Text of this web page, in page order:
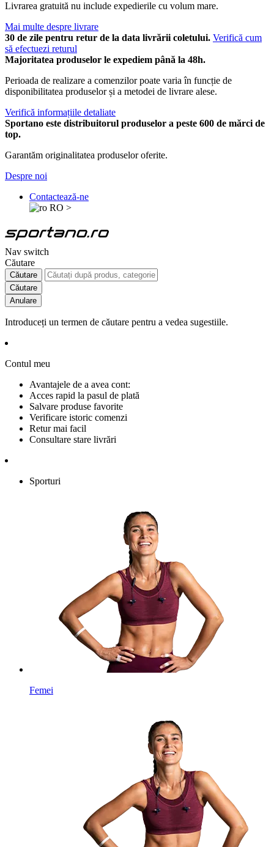
Livrarea gratuită nu include expedierile cu volum mare.
Mai multe despre livrare
30 de zile pentru retur de la data livrării coletului. Verifică cum
să efectuezi returul
Majoritatea produselor le expediem până la 48h.
Perioada de realizare a comenzilor poate varia în funcție de
disponibilitatea produselor și a metodei de livrare alese.
Verifică informațiile detaliate
Sportano este distribuitorul produselor a peste 600 de mărci de
top.
Garantăm originalitatea produselor oferite.
Despre noi
Contactează-ne
RO >
Nav switch
Căutare
Căutare
Căutare
Anulare
Introduceți un termen de căutare pentru a vedea sugestiile.
Contul meu
Avantajele de a avea cont:
Acces rapid la pasul de plată
Salvare produse favorite
Verificare istoric comenzi
Retur mai facil
Consultare stare livrări
Sporturi
Femei